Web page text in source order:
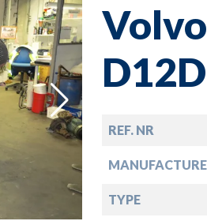
REF. NR
MANUFACTURE
TYPE